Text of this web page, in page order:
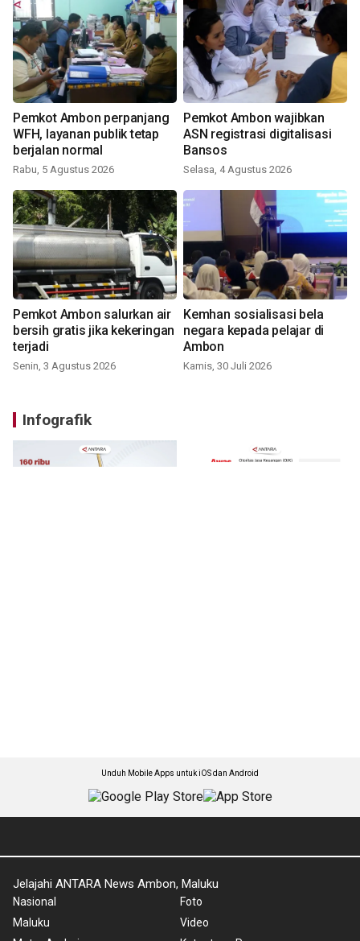
Pemkot Ambon perpanjang
WFH, layanan publik tetap
berjalan normal
Rabu, 5 Agustus 2026
Pemkot Ambon wajibkan
ASN registrasi digitalisasi
Bansos
Selasa, 4 Agustus 2026
Pemkot Ambon salurkan air
bersih gratis jika kekeringan
terjadi
Senin, 3 Agustus 2026
Kemhan sosialisasi bela
negara kepada pelajar di
Ambon
Kamis, 30 Juli 2026
Infografik
Unduh Mobile Apps untuk iOS dan Android
Jelajahi ANTARA News Ambon, Maluku
Nasional
Maluku
Foto
Video